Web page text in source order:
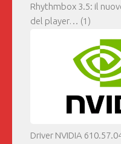
Rhythmbox 3.5: il
del player… (1)
Driver NVIDIA